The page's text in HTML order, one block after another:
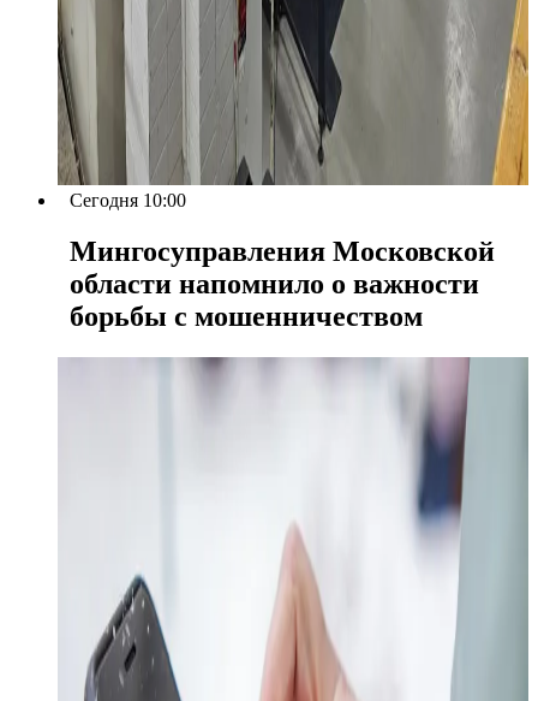
Сегодня 10:00
Мингосуправления Московской
области напомнило о важности
борьбы с мошенничеством